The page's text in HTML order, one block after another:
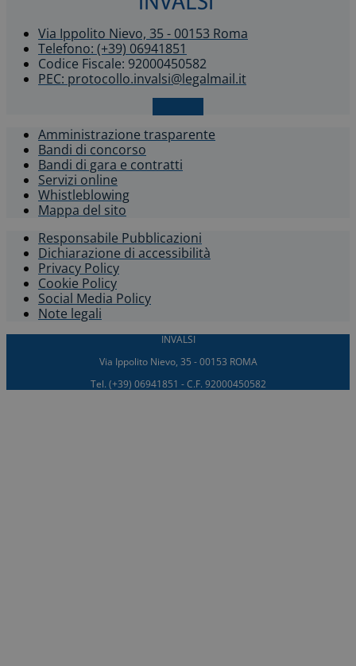
Via Ippolito Nievo, 35 - 00153 Roma
Telefono: (+39) 06941851
Codice Fiscale: 92000450582
PEC: protocollo.invalsi@legalmail.it
Amministrazione trasparente
Bandi di concorso
Bandi di gara e contratti
Servizi online
Whistleblowing​
Mappa del sito
Responsabile Pubblicazioni
Dichiarazione di accessibilità​
Privacy Policy
Cookie Policy
Social Media Policy
Note legali
INVALSI
Via Ippolito Nievo, 35 - 00153 ROMA
Tel. (+39) 06941851 - C.F. 92000450582